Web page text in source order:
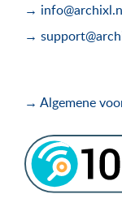
→
→
→ Algemene